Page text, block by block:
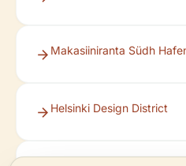
Makasiiniranta Südh
Helsinki Design District